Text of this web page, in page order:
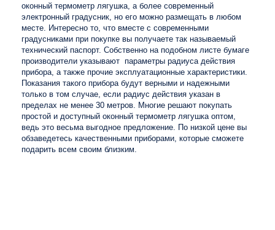
оконный термометр лягушка, а более современный
электронный градусник, но его можно размещать в любом
месте. Интересно то, что вместе с современными
градусниками при покупке вы получаете так называемый
технический паспорт. Собственно на подобном листе бумаге
производители указывают параметры радиуса действия
прибора, а также прочие эксплуатационные характеристики.
Показания такого прибора будут верными и надежными
только в том случае, если радиус действия указан в
пределах не менее 30 метров. Многие решают покупать
простой и доступный оконный термометр лягушка оптом,
ведь это весьма выгодное предложение. По низкой цене вы
обзаведетесь качественными приборами, которые сможете
подарить всем своим близким.